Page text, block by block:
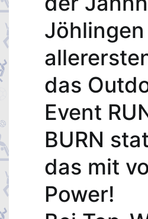
das
Event
BURN
das mit
Power!